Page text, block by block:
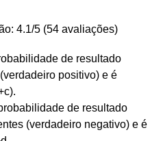
4.1/5 (54 avaliações)
de resultado
positivo) e é
de resultado
(verdadeiro negativo) e é